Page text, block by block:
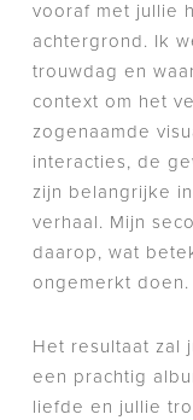
vooraf met jullie
achtergrond. Ik
trouwdag en
context om het
zogenaamde
interacties, de
zijn belangrijke
verhaal. Mijn
daarop, wat
ongemerkt doen.
Het resultaat zal
een prachtig
liefde en jullie